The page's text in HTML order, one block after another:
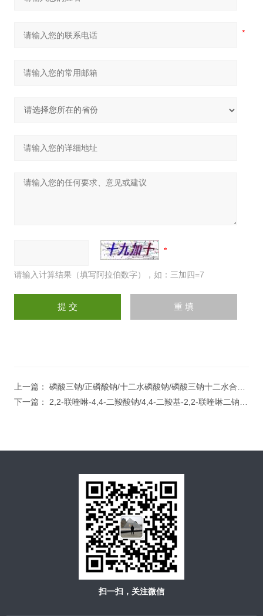
请输入计算结果（填写阿拉伯数字），如：三加四=7
上一篇： 磷酸三钠/正磷酸钠/十二水磷酸钠/磷酸三钠十二水合物/TSP
下一篇： 2,2-联喹啉-4,4-二羧酸钠/4,4-二羧基-2,2-联喹啉二钠/2,2-联喹啉-4,4-二甲酸
扫一扫，关注微信